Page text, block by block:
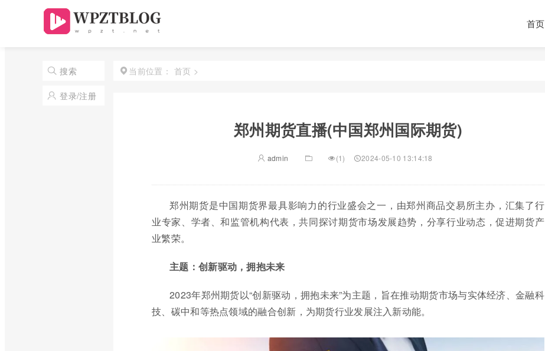
首页
搜索
登录/注册
当前位置： 首页 >
郑州期货直播(中国郑州国际期货)
admin (1) 2024-05-10 13:14:18
郑州期货是中国期货界最具影响力的行业盛会之一，由郑州商品交易所主办，汇集了行
业专家、学者、和监管机构代表，共同探讨期货市场发展趋势，分享行业动态，促进期货产
业繁荣。
主题：创新驱动，拥抱未来
2023年郑州期货以“创新驱动，拥抱未来”为主题，旨在推动期货市场与实体经济、金融科
技、碳中和等热点领域的融合创新，为期货行业发展注入新动能。